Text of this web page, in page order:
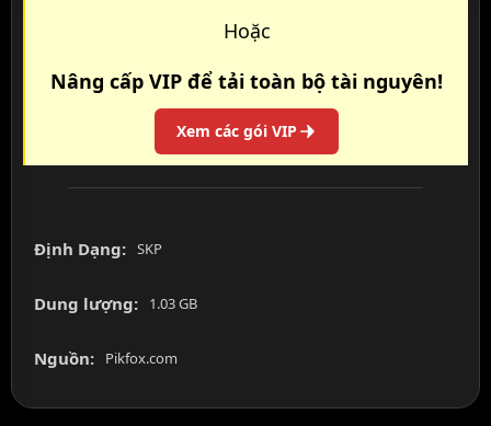
Hoặc
Nâng cấp VIP để tải toàn bộ tài nguyên!
Xem các gói VIP
Định Dạng: SKP
Dung lượng: 1.03 GB
Nguồn: Pikfox.com